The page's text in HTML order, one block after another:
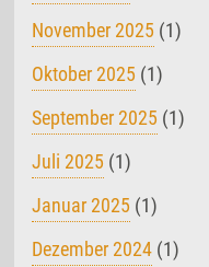
November 2025 (1)
Oktober 2025 (1)
September 2025 (1)
Juli 2025 (1)
Januar 2025 (1)
Dezember 2024(1)